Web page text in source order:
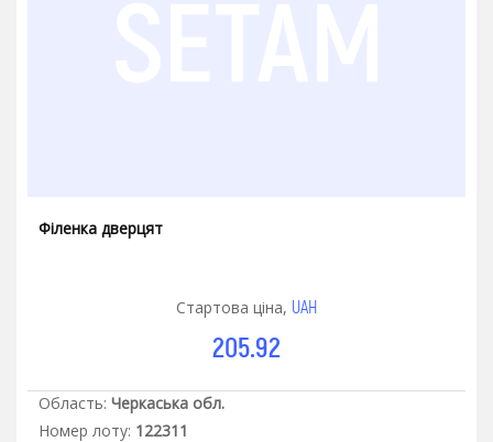
Філенка дверцят
Стартова ціна, UAH
205.92
Область: Черкаська обл.
Номер лоту: 122311